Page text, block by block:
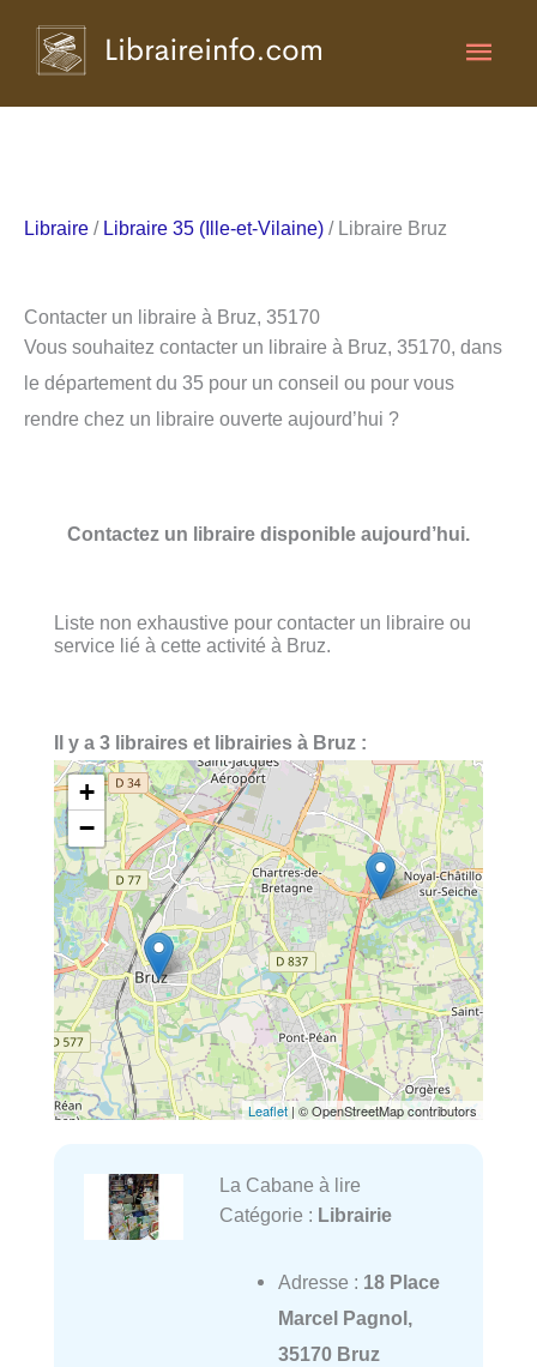
Libraire / Libraire 35 (Ille-et-Vilaine) / Libraire Bruz
Contacter un libraire à Bruz, 35170
Vous souhaitez contacter un libraire à Bruz, 35170, dans
le département du 35 pour un conseil ou pour vous
rendre chez un libraire ouverte aujourd’hui ?
Contactez un libraire disponible aujourd’hui.
Liste non exhaustive pour contacter un libraire ou
service lié à cette activité à Bruz.
Il y a 3 libraires et librairies à Bruz :
+
−
Leaflet | © OpenStreetMap contributors
La Cabane à lire
Catégorie : Librairie
Adresse : 18 Place
Marcel Pagnol,
35170 Bruz